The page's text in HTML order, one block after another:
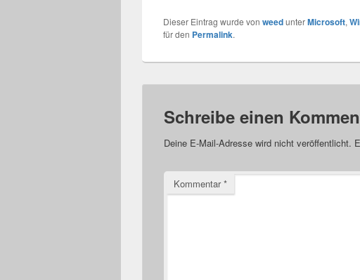
Dieser Eintrag wurde von weedunterMicrosoft,
für den Permalink.
Schreibe einen
Deine E-Mail-Adresse wird nicht veröffentlicht.
Kommentar*